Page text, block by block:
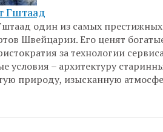
Гштаад
один из самых
Швейцарии. Его ценят
за технологии
условия – архитектуру
природу, изысканную